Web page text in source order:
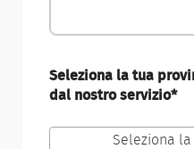
Seleziona la tua
dal nostro servizio*
Seleziona